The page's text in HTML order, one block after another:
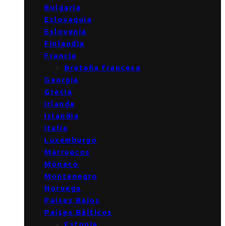
Bulgaria
Eslovaquia
Eslovenia
Finlandia
Francia
Bretaña francesa
Georgia
Grecia
Irlanda
Islandia
Italia
Luxemburgo
Marruecos
Mónaco
Montenegro
Noruega
Países Bajos
Países Bálticos
Estonia